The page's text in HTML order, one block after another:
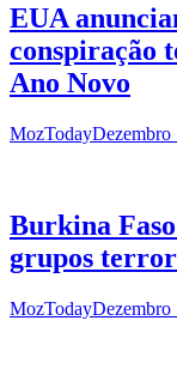
EUA
conspiração
Ano Novo
MozTodayDezembro
Burkina
grupos
MozTodayDezembro